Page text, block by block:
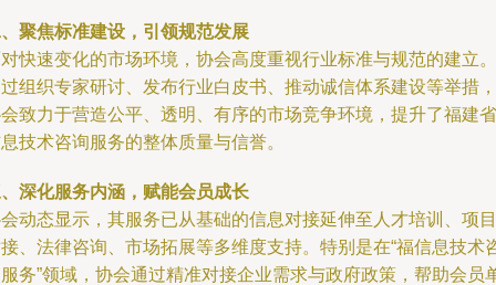
聚焦标准建设，引领规范发展
快速变化的市场环境，协会高度重视行业标准与规范的建立。
组织专家研讨、发布行业白皮书、推动诚信体系建设等举措，
致力于营造公平、透明、有序的市场竞争环境，提升了福建省
技术咨询服务的整体质量与信誉。
深化服务内涵，赋能会员成长
动态显示，其服务已从基础的信息对接延伸至人才培训、项目
、法律咨询、市场拓展等多维度支持。特别是在“福信息技术
务”领域，协会通过精准对接企业需求与政府政策，帮助会员